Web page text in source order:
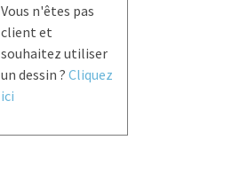
Vous n'êtes pas
client et
souhaitez utiliser
un dessin ? Cliquez
ici